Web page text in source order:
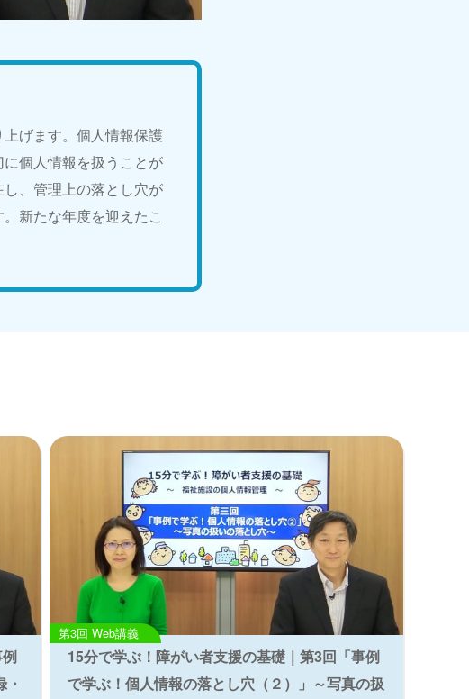
げます。個人情報保護
個人情報を扱うことが
、管理上の落とし穴が
新たな年度を迎えたこ
Web講義
15分で学ぶ！障がい者支援の基礎｜第3回「事例
で学ぶ！個人情報の落とし穴（２）」～写真の扱